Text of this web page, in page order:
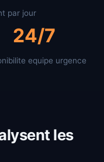
par jour
24/7
equipe urgence
les